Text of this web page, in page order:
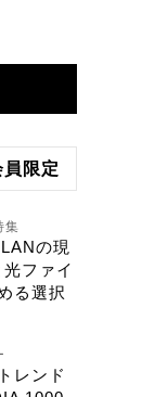
員限定
集
の現
ファイ
る選択
レンド